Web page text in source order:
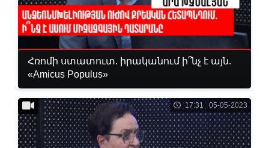
Հռոմի ստատուտ. իրականում ի՞նչ է այն.
«Amicus Populus»
17:31 05-05-2023